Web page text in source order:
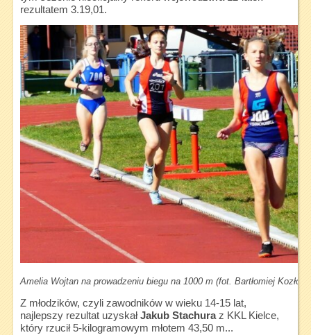
rezultatem 3.19,01.
Amelia Wojtan na prowadzeniu biegu na 1000 m (fot. Bartłomiej
Z młodzików, czyli zawodników w wieku 14-15 lat,
najlepszy rezultat uzyskałJakub Stachuraz KKL Kielce,
który rzucił 5-kilogramowym młotem 43,50 m...